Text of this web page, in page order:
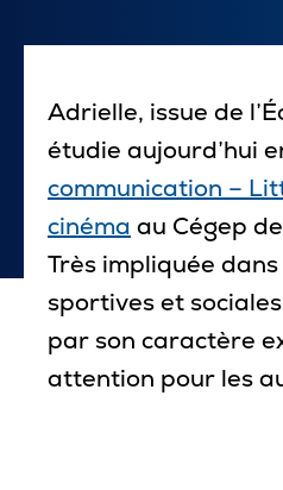
Le cégep
Notre collège
Services à la population
Stages et emplois pour
Communications
Adrielle, issue de
étudie aujourd’hui
communication –
cinéma au Cégep
Très impliquée
sportives et
par son caractère
attention pour les